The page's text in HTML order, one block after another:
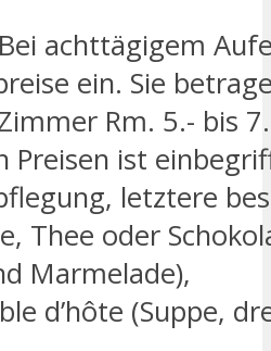
Bei achttägigem
ein. Sie
Rm. 5.- bis
Preisen ist
letztere
Thee oder
Marmelade),
d’hôte (Suppe,